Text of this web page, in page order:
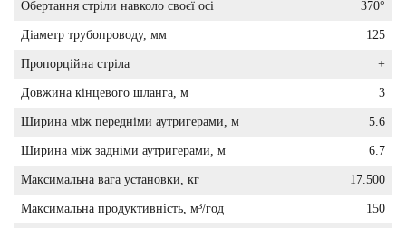
Обертання стріли навколо своєї осі 370°
Діаметр трубопроводу, мм 125
Пропорційна стріла +
Довжина кінцевого шланга, м 3
Ширина між передніми аутригерами, м 5.6
Ширина між задніми аутригерами, м 6.7
Максимальна вага установки, кг 17.500
Максимальна продуктивність, м³/год 150